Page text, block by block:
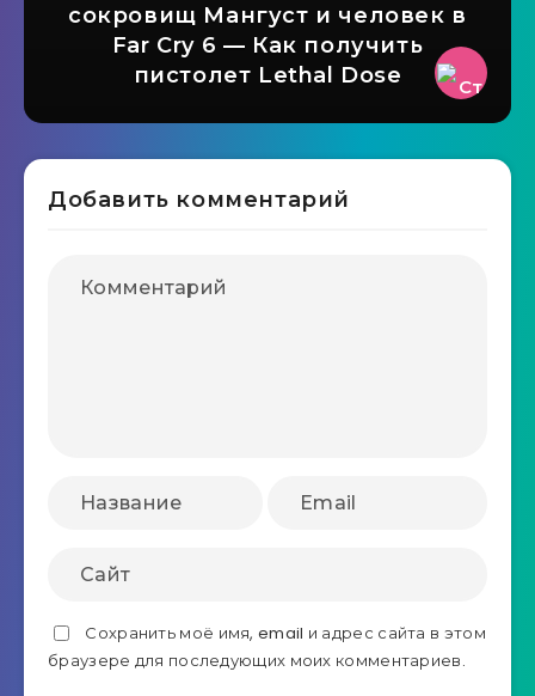
сокровищ Мангуст и человек в
Far Cry 6 — Как получить
пистолет Lethal Dose
Добавить комментарий
Сохранить моё имя, email и адрес сайта в этом
браузере для последующих моих комментариев.